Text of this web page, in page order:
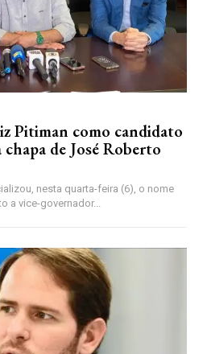
Pitiman como candidato
de José Roberto
a vice-governador...